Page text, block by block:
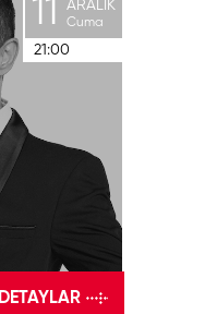
11 ARALIK
Cuma
21:00
DETAYLAR